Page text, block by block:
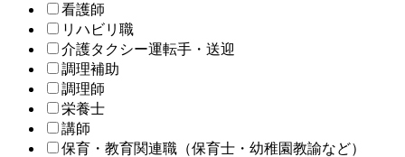
看護師
リハビリ職
介護タクシー運転手・送迎
調理補助
調理師
栄養士
講師
保育・教育関連職（保育士・幼稚園教諭など）